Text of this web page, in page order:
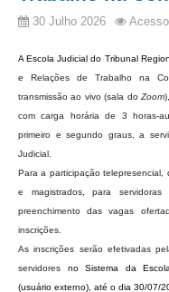
Protocolo
Suspensão e
Busca Geral
Portal de
Estatísticas
Pesquisa de
Acessibilidade
Editais de
Pontos de
Monitoramento
30 Julho 2026
A Escola Judicial do Tribunal
e Relações de Trabalho na
transmissão ao vivo (sala doZoom
com carga horária de 3 horas-
primeiro e segundo graus, a
Judicial.
Para a participação telepresencial,
e magistrados, para
preenchimento das vagas
inscrições.
As inscrições serão efetivadas
servidores no Sistema da
(usuário externo), até o dia 30/07/